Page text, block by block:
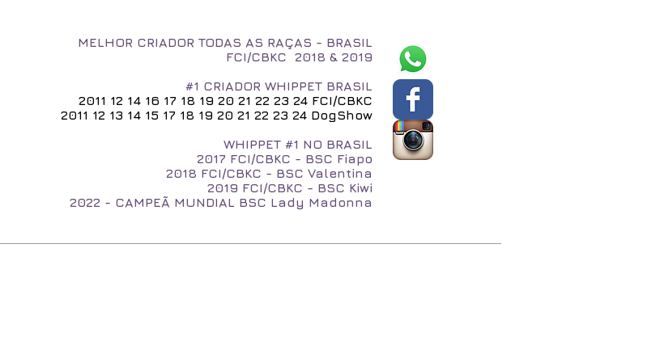
MELHOR CRIADOR TODAS AS RAÇAS - BRASIL
FCI/CBKC 2018 & 2019
#1 CRIADOR WHIPPET BRASIL
2011 12 14 16 17 18 19 20 21 22 23 24 FCI/CBKC
2011 12 13 14 15 17 18 19 20 21 22 23 24 DogShow
WHIPPET #1 NO BRASIL
2017 FCI/CBKC - BSC Fiapo
2018 FCI/CBKC - BSC Valentina
2019 FCI/CBKC - BSC Kiwi
2022 - CAMPEÃ MUNDIAL BSC Lady Madonna